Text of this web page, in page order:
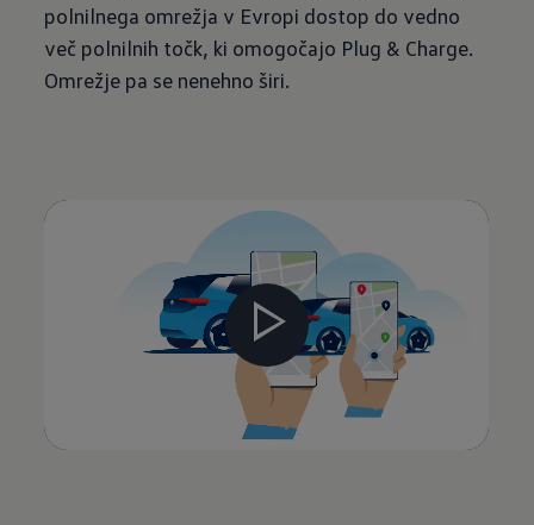
polnilnega omrežja v Evropi dostop do vedno
več polnilnih točk, ki omogočajo Plug & Charge.
Omrežje pa se nenehno širi.